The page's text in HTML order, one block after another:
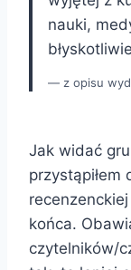
nauki,
z opisu
Jak widać
przystąpiłem
końca.
czytelników/